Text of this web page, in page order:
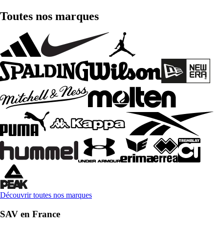
Toutes nos marques
Découvrir toutes nos marques
SAV en France